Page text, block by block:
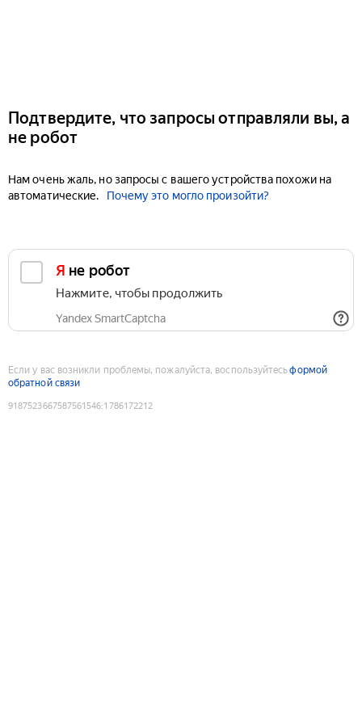
Подтвердите, что запросы отправляли вы, а
не робот
Нам очень жаль, но запросы с вашего устройства похожи на
автоматические.
Почему это могло произойти?
Я не робот
Нажмите, чтобы продолжить
Yandex SmartCaptcha
Если у вас возникли проблемы, пожалуйста, воспользуйтесьформой
обратной связи
9187523667587561546:1786172212